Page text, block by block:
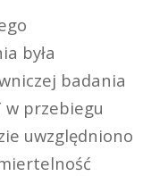
była
badania
w przebiegu
uwzględniono